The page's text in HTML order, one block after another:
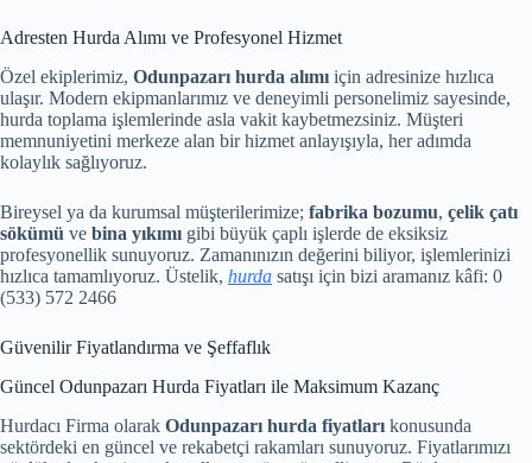
Adresten Hurda Alımı ve Profesyonel Hizmet
Özel ekiplerimiz, Odunpazarı hurda alımı için adresinize hızlıca
ulaşır. Modern ekipmanlarımız ve deneyimli personelimiz sayesinde,
hurda toplama işlemlerinde asla vakit kaybetmezsiniz. Müşteri
memnuniyetini merkeze alan bir hizmet anlayışıyla, her adımda
kolaylık sağlıyoruz.
Bireysel ya da kurumsal müşterilerimize; fabrika bozumu, çelik çatı
sökümü ve bina yıkımı gibi büyük çaplı işlerde de eksiksiz
profesyonellik sunuyoruz. Zamanınızın değerini biliyor, işlemlerinizi
hızlıca tamamlıyoruz. Üstelik, hurda satışı için bizi aramanız kâfi: 0
(533) 572 2466
Güvenilir Fiyatlandırma ve Şeffaflık
Güncel Odunpazarı Hurda Fiyatları ile Maksimum Kazanç
Hurdacı Firma olarak Odunpazarı hurda fiyatları konusunda
sektördeki en güncel ve rekabetçi rakamları sunuyoruz. Fiyatlarımızı